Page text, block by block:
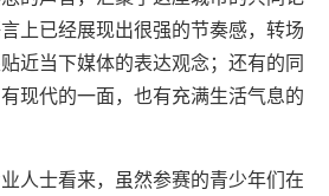
上已经展现出很强的节奏感，转场
近当下媒体的表达观念；还有的同
现代的一面，也有充满生活气息的
人士看来，虽然参赛的青少年们在